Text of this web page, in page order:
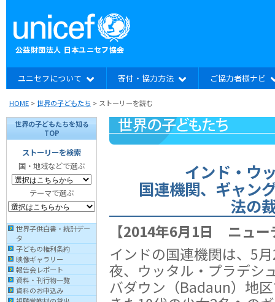
ユニセフについて 寄付・協力方法 ご協力者様ナビ
HOME >世界の子どもたち > ストーリーを読む
世界の子どもたちを知る
TOP
ストーリーを検索
国・地域などで選ぶ
テーマで選ぶ
世界子供白書・統計デー
タ
子どもの権利条約
映像ギャラリー
報告会レポート
資料・刊行物一覧
資料のお申込み
インド・ウ
国連機関、ギャン
法の
【2014年6月1日 ニュー
インドの国連機関は、5
夜、ウッタル・プラデシ
バダウン（Badaun）地